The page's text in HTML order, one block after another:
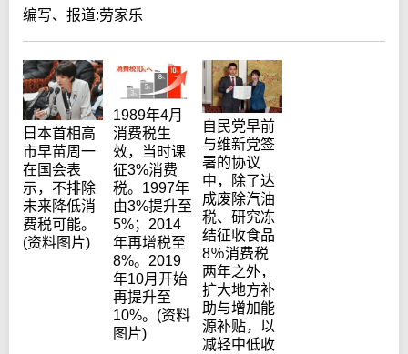
编写、报道:劳家乐
日本首相高
市早苗周一
在国会表
示，不排除
未来降低消
费税可能。
(资料图片)
1989年4月
消费税生
效，当时课
征3%消费
税。1997年
由3%提升至
5%；2014
年再增税至
8%。2019
年10月开始
再提升至
10%。(资料
图片)
自民党早前
与维新党签
署的协议
中，除了达
成废除汽油
税、研究冻
结征收食品
8％消费税
两年之外，
扩大地方补
助与增加能
源补贴，以
减轻中低收